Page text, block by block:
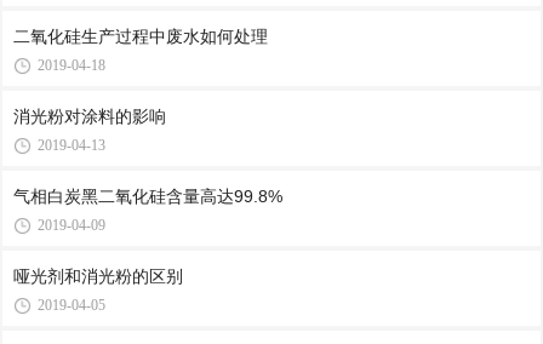
二氧化硅生产过程中废水如何处理
2019-04-18
消光粉对涂料的影响
2019-04-13
气相白炭黑二氧化硅含量高达99.8%
2019-04-09
哑光剂和消光粉的区别
2019-04-05